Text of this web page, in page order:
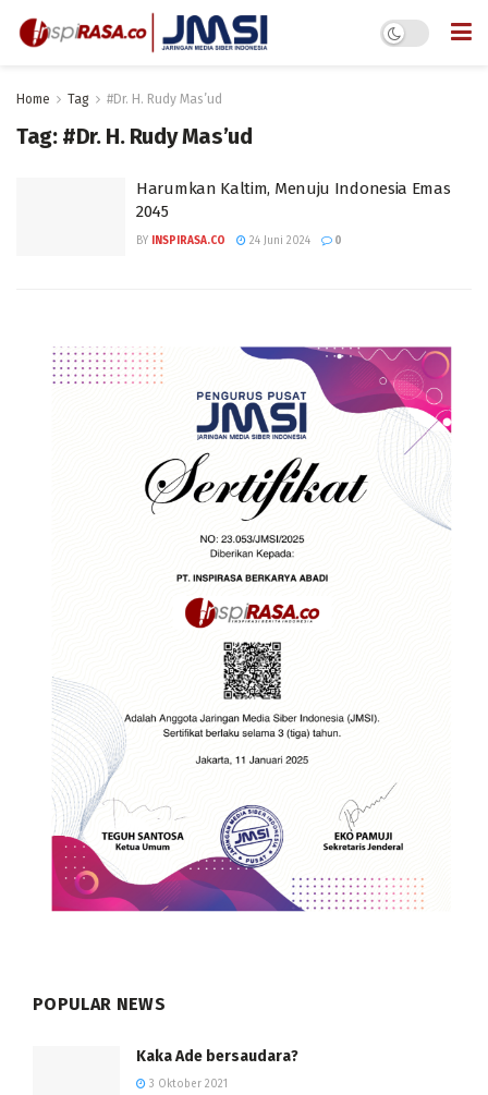
Home Tag #Dr. H. Rudy Mas’ud
Tag: #Dr. H. Rudy Mas’ud
Harumkan Kaltim, Menuju Indonesia Emas
2045
BY INSPIRASA.CO 24 Juni 2024 0
POPULAR NEWS
Kaka Ade bersaudara?
3 Oktober 2021